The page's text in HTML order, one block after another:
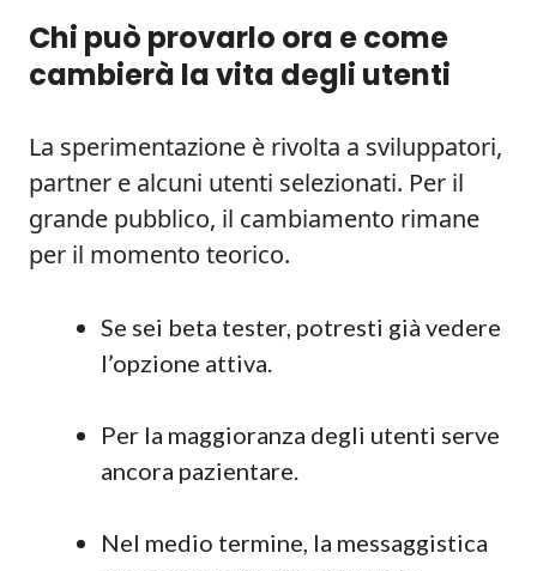
Chi può provarlo ora e come
cambierà la vita degli utenti
La sperimentazione è rivolta a sviluppatori,
partner e alcuni utenti selezionati. Per il
grande pubblico, il cambiamento rimane
per il momento teorico.
Se sei beta tester, potresti già vedere
l’opzione attiva.
Per la maggioranza degli utenti serve
ancora pazientare.
Nel medio termine, la messaggistica